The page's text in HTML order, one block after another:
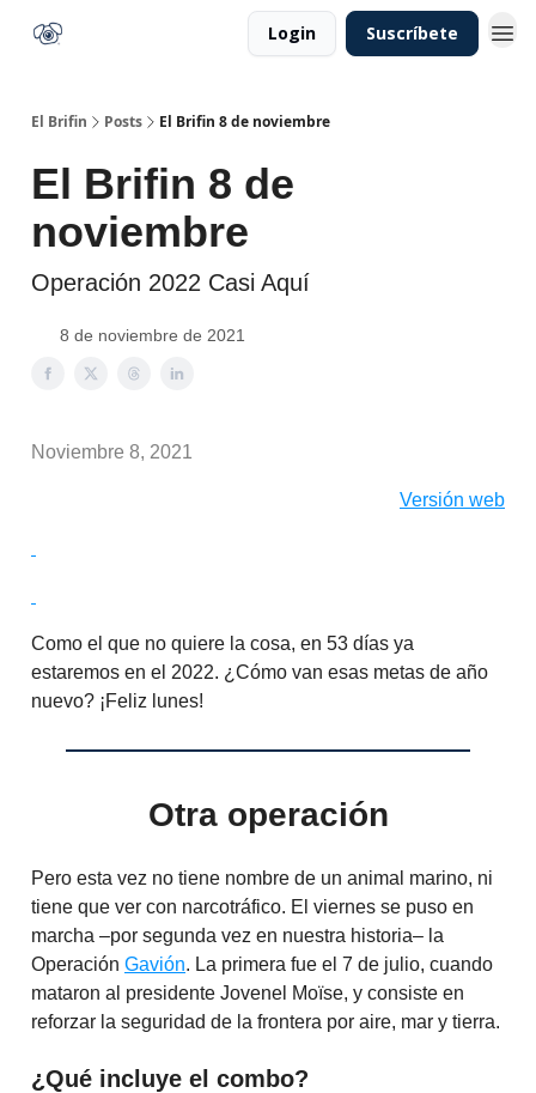
Login Suscríbete
El Brifin Posts El Brifin 8 de noviembre
El Brifin 8 de
noviembre
Operación 2022 Casi Aquí
8 de noviembre de 2021
Noviembre 8, 2021
Versión web
Como el que no quiere la cosa, en 53 días ya
estaremos en el 2022. ¿Cómo van esas metas de año
nuevo? ¡Feliz lunes!
Otra operación
Pero esta vez no tiene nombre de un animal marino, ni
tiene que ver con narcotráfico. El viernes se puso en
marcha –por segunda vez en nuestra historia– la
Operación Gavión. La primera fue el 7 de julio, cuando
mataron al presidente Jovenel Moïse, y consiste en
reforzar la seguridad de la frontera por aire, mar y tierra.
¿Qué incluye el combo?